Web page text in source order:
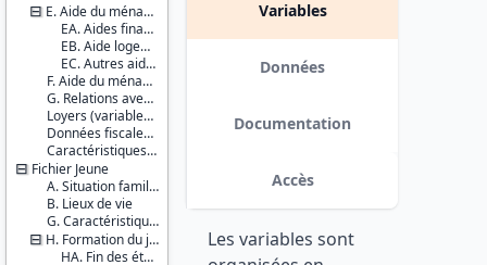
Logement Insee ; - et ajout de
personnes, aides sociales, revenus
E. Aide du ménage du parent au jeune
EA. Aides financières régulières
EB. Aide logement
EC. Autres aides
F. Aide du ménage du parent aux autres enfants
G. Relations avec le jeune
Loyers (variables imputées)
Données fiscales et sociales
Caractéristiques d'enquête
Fichier Jeune
A. Situation familiale du JA
B. Lieux de vie
G. Caractéristiques individuelles du jeune adulte
H. Formation du jeune adulte
HA. Fin des études
société
Couverture
géographique :
France
métropolitaine
Guadeloupe
La
Réunion
Producteurs :
INSEE
DREES
Diffuseur :
Variables
Données
Documentation
Accès
Les variables sont